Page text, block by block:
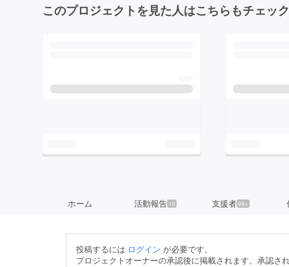
このプロジェクトを見た人はこちらもチェッ
ホーム 活動報告 10 支援者99+
投稿するには ログイン が必要です。
プロジェクトオーナーの承認後に掲載されます。承認さ